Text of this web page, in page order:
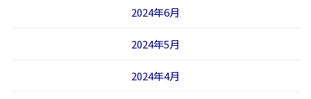
2024年6月
2024年5月
2024年4月